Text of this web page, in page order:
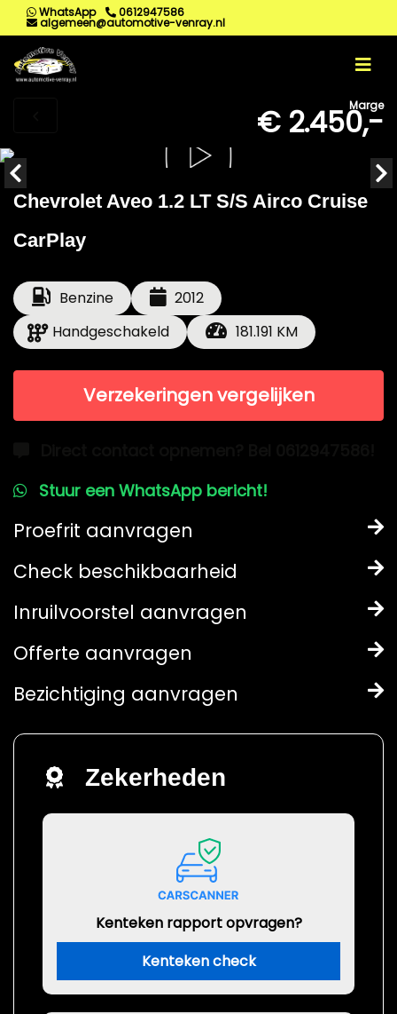
WhatsApp 0612947586
algemeen@automotive-venray.nl
Marge
€ 2.450,-
Chevrolet Aveo 1.2 LT S/S Airco Cruise
CarPlay
Benzine
2012
Handgeschakeld
181.191 KM
Verzekeringen vergelijken
Stuur een WhatsApp bericht!
Proefrit aanvragen
Check beschikbaarheid
Inruilvoorstel aanvragen
Offerte aanvragen
Bezichtiging aanvragen
Zekerheden
Kenteken rapport opvragen?
Kenteken check